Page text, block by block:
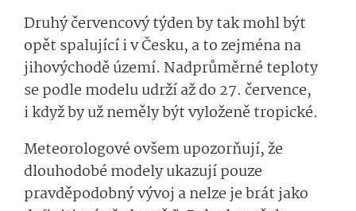
Druhý červencový týden by tak mohl být
opět spalující i v Česku, a to zejména na
jihovýchodě území. Nadprůměrné teploty
se podle modelu udrží až do 27. července,
i když by už neměly být vyloženě tropické.
Meteorologové ovšem upozorňují, že
dlouhodobé modely ukazují pouze
pravděpodobný vývoj a nelze je brát jako